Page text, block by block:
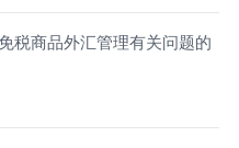
税商品外汇管理有关问题的